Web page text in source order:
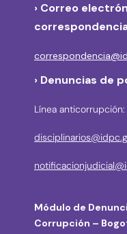
› Correo
› Denuncias de
Línea
Módulo de
Corrupción –